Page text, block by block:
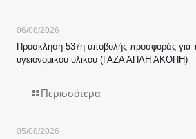
06/08/2026
Πρόσκληση 537η υποβολής προσφοράς για
υγειονομικού υλικού (ΓΑΖΑ ΑΠΛΗ ΑΚΟΠΗ)
Περισσότερα
05/08/2026